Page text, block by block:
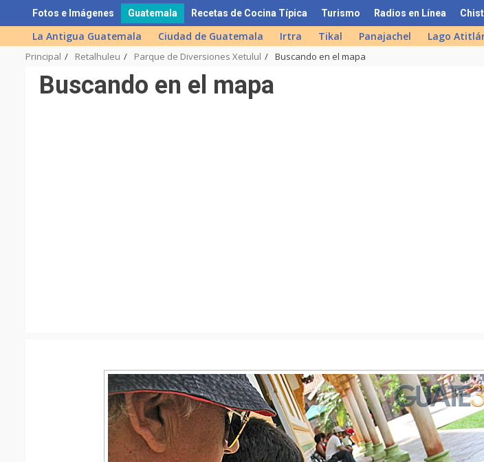
to
content
Fotos e Imágenes Guatemala Recetas de Cocina Típica Turismo Radios en Línea
La Antigua Guatemala Ciudad de Guatemala Irtra Tikal Panajachel Lago
Principal Retalhuleu Parque de Diversiones Xetulul Buscando en el mapa
Buscando en el mapa